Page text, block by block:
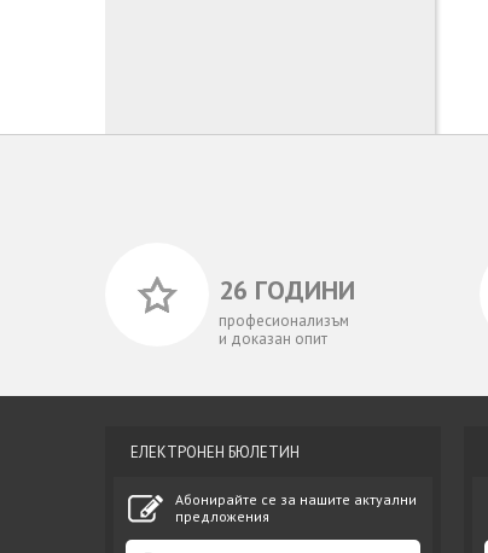
26 ГОДИНИ
професионализъм
и доказан опит
ЕЛЕКТРОНЕН БЮЛЕТИН
Абонирайте се за нашите актуални
предложения